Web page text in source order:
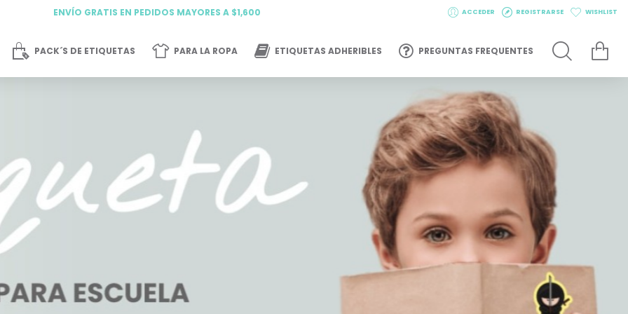
ENVÍO GRATIS EN PEDIDOS MAYORES A $1,600 ACCEDER REGISTRARSE WISHLIST
PACK´S DE ETIQUETAS PARA LA ROPA ETIQUETAS ADHERIBLES PREGUNTAS FREQUENTES